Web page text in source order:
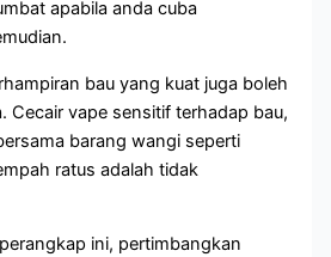
apabila anda cuba
bau yang kuat juga boleh
Cecair vape sensitif terhadap bau,
barang wangi seperti
ratus adalah tidak
ini, pertimbangkan